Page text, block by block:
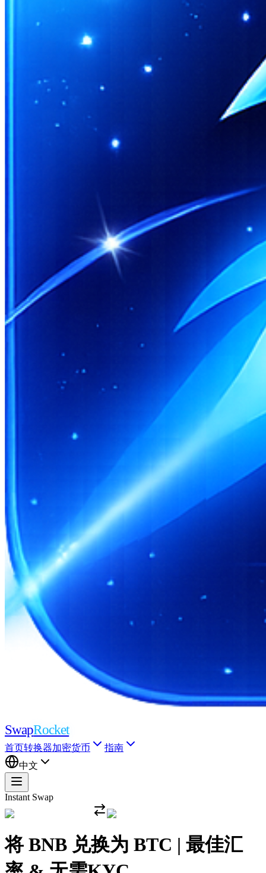
SwapRocket
首页转换器加密货币
指南
中文
Instant Swap
将 BNB 兑换为 BTC | 最佳汇